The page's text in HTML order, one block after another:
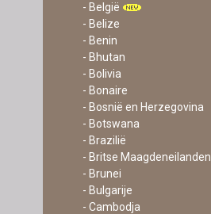
- België
- Belize
- Benin
- Bhutan
- Bolivia
- Bonaire
- Bosnië en Herzegovina
- Botswana
- Brazilië
- Britse Maagdeneilanden
- Brunei
- Bulgarije
- Cambodja